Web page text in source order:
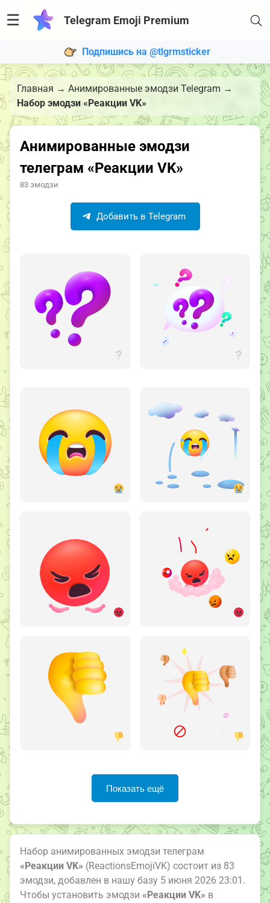
☰ Telegram Emoji Premium
Подпишись на @tlgrmsticker
Главная → Анимированные эмодзи Telegram →
Набор эмодзи «Реакции VK»
Анимированные эмодзи
телеграм «Реакции VK»
83 эмодзи
Добавить в Telegram
Показать ещё
Набор анимированных эмодзи телеграм
«Реакции VK» (ReactionsEmojiVK) состоит из 83
эмодзи, добавлен в нашу базу 5 июня 2026 23:01.
Чтобы установить эмодзи «Реакции VK» в